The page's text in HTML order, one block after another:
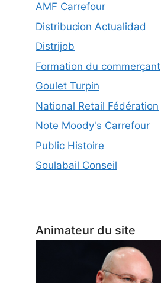
AMF Carrefour
Distribucion Actualidad
Distrijob
Formation du commerçant
Goulet Turpin
National Retail Fédération
Note Moody's Carrefour
Public Histoire
Soulabail Conseil
Animateur du site